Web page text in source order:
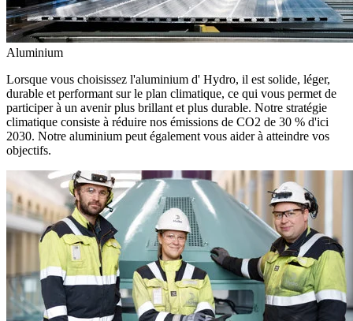
Aluminium
Lorsque vous choisissez l'aluminium d' Hydro, il est solide, léger,
durable et performant sur le plan climatique, ce qui vous permet de
participer à un avenir plus brillant et plus durable. Notre stratégie
climatique consiste à réduire nos émissions de CO2 de 30 % d'ici
2030. Notre aluminium peut également vous aider à atteindre vos
objectifs.